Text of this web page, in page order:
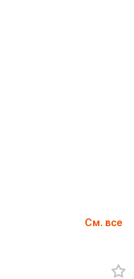
См. все